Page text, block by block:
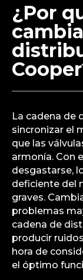
¿Por
La cadena de
sincronizar el
que las
armonía. Con
desgastarse,
deficiente del
graves.
problemas
cadena de
producir
hora de
el óptimo